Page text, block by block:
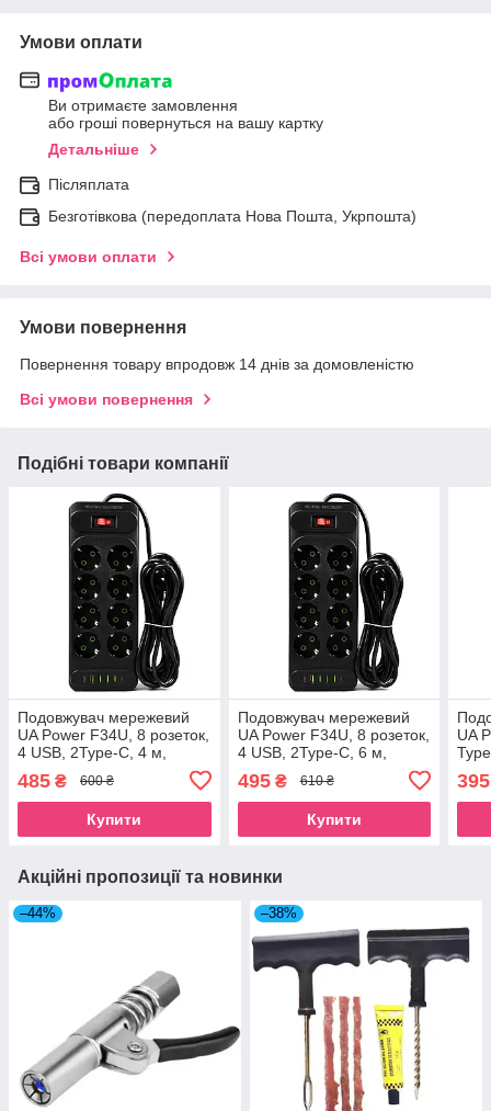
Умови оплати
Ви отримаєте замовлення
або гроші повернуться на вашу картку
Детальніше
Післяплата
Безготівкова (передоплата Нова Пошта, Укрпошта)
Всі умови оплати
Умови повернення
Повернення товару впродовж 14 днів за домовленістю
Всі умови повернення
Подібні товари компанії
Подовжувач мережевий
UA Power F34U, 8 розеток,
4 USB, 2Type-C, 4 м,
485 ₴ 600 ₴
Купити
Подовжувач мережевий
UA Power F34U, 8 розеток,
4 USB, 2Type-C, 6 м,
495₴ 610 ₴
Купити
UA
395
Акційні пропозиції та новинки
–44% –38%